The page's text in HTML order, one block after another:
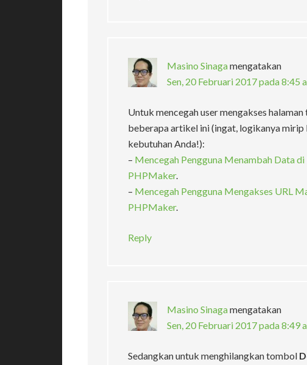
Masino Sinagamengatakan
Sen, 20 Februari 2017 pada 8:45
Untuk mencegah user mengakses
beberapa artikel ini (ingat, logikanya mirip
kebutuhan Anda!):
– Mencegah Pengguna Menambah Data
PHPMaker.
– Mencegah Pengguna Mengakses URL
PHPMaker.
Reply
Masino Sinagamengatakan
Sen, 20 Februari 2017 pada 8:49
Sedangkan untuk menghilangkan tombol